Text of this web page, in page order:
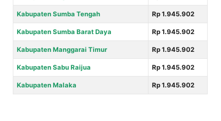
Kabupaten Sumba Tengah Rp 1.945.902
Kabupaten Sumba Barat Daya Rp 1.945.902
Kabupaten Manggarai Timur Rp 1.945.902
Kabupaten Sabu Raijua Rp 1.945.902
Kabupaten Malaka Rp 1.945.902